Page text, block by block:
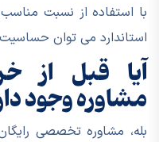
با استفاده از نسبت
استاندارد می توان
آیا قبل از
مشاوره وجود
بله، مشاوره تخصصی